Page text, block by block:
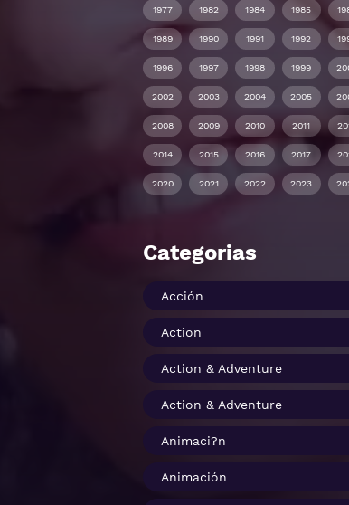
1977 1982 1984 1985
1989 1990 1991 1992
1996 1997 1998 1999
2002 2003 2004 2005
2008 2009 2010 2011
2014 2015 2016 2017
2020 2021 2022 2023
Categorias
Acción
Action
Action & Adventure
Action & Adventure
Animaci?n
Animación